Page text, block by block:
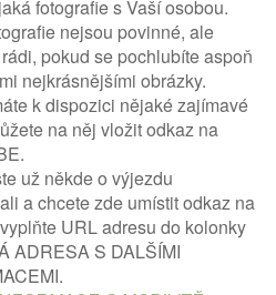
fotografie s Vaší osobou.
nejsou povinné, ale
pokud se pochlubíte aspoň
nejkrásnějšími obrázky.
k dispozici nějaké zajímavé
na něj vložit odkaz na
už někde o výjezdu
a chcete zde umístit odkaz na
URL adresu do kolonky
ADRESA S DALŠÍMI